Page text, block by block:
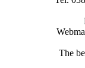
The